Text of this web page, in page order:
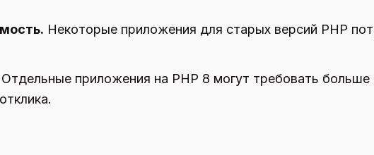
Некоторые приложения для старых версий PHP
Отдельные приложения на PHP 8 могут требовать больше